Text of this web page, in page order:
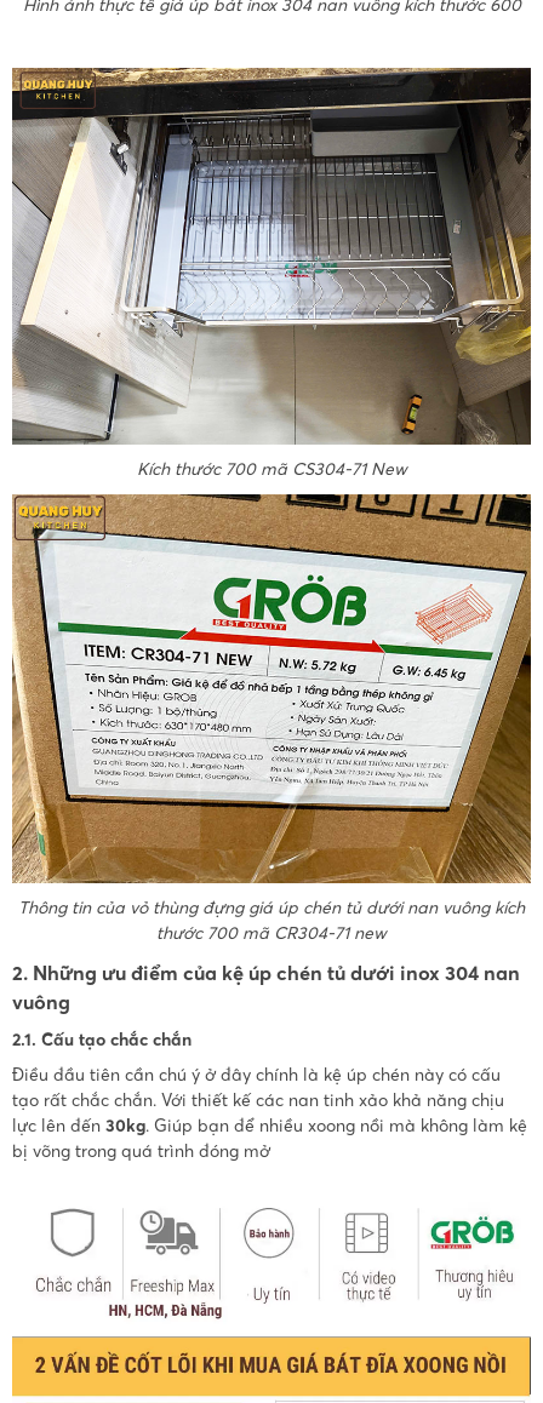
Hình ảnh thực tế giá úp bát inox 304 nan vuông kích thước 600
Kích thước 700 mã CS304-71 New
Thông tin của vỏ thùng đựng giá úp chén tủ dưới nan vuông kích
thước 700 mã CR304-71 new
2. Những ưu điểm của kệ úp chén tủ dưới inox 304 nan
vuông
2.1. Cấu tạo chắc chắn
Điều đầu tiên cần chú ý ở đây chính là kệ úp chén này có cấu
tạo rất chắc chắn. Với thiết kế các nan tinh xảo khả năng chịu
lực lên đến 30kg. Giúp bạn để nhiều xoong nồi mà không làm kệ
bị võng trong quá trình đóng mở